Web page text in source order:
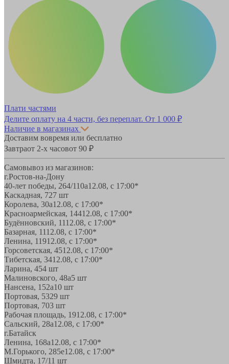
Плати частями
Делите оплату на 4 части, без переплат. От 1 000 ₽
Наличие в магазинах
Доставим вовремя или бесплатно
Завтраот 2-х часовот 90 ₽
Самовывоз из магазинов:
г.Ростов-на-Дону
40-лет победы, 264/110а12.08, с 17:00*
Каскадная, 727 шт
Королева, 30а12.08, с 17:00*
Красноармейская, 14412.08, с 17:00*
Будённовский, 1112.08, с 17:00*
Базарная, 1112.08, с 17:00*
Ленина, 11912.08, с 17:00*
Горсоветская, 4512.08, с 17:00*
Тибетская, 3412.08, с 17:00*
Ларина, 454 шт
Малиновского, 48а5 шт
Нансена, 152а10 шт
Портовая, 5329 шт
Портовая, 703 шт
Рабочая площадь, 1912.08, с 17:00*
Сальский, 28a12.08, с 17:00*
г.Батайск
Ленина, 168а12.08, с 17:00*
М.Горького, 285е12.08, с 17:00*
Шмидта, 17/11 шт